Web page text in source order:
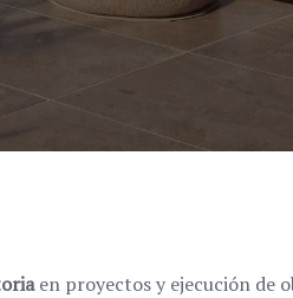
en proyectos y ejecución de